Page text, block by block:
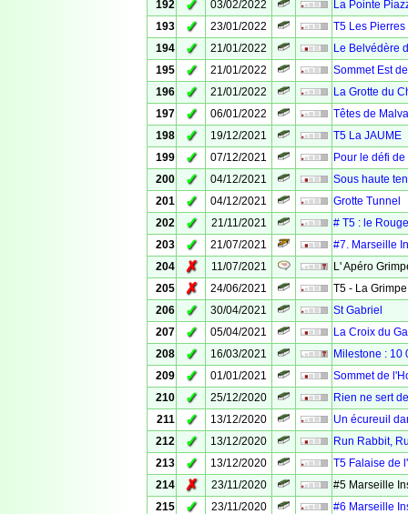
192
✓ 03/02/2022
La Pointe
193
✓ 23/01/2022
T5 Les Pierres
194
✓ 21/01/2022
Le Belvédère
195
✓ 21/01/2022
Sommet Est
196
✓ 21/01/2022
La Grotte du
197
✓ 06/01/2022
Têtes de
198
✓ 19/12/2021
T5 La JAUME
199
✓ 07/12/2021
Pour le défi
200
✓ 04/12/2021
Sous haute
201
✓ 04/12/2021
Grotte Tunnel
202
✓ 21/11/2021
# T5 : le Rouge
203
✓ 21/07/2021
#7. Marseille
204
✗ 11/07/2021
L' Apéro
205
✗ 24/06/2021
T5 - La
206
✓ 30/04/2021
St Gabriel
207
✓ 05/04/2021
La Croix du
208
✓ 16/03/2021
Milestone : 10
209
✓ 01/01/2021
Sommet de
210
✓ 25/12/2020
Rien ne sert
211
✓ 13/12/2020
Un écureuil
212
✓ 13/12/2020
Run Rabbit,
213
✓ 13/12/2020
T5 Falaise de
214
✗ 23/11/2020
#5 Marseille
215
✓ 23/11/2020
#6 Marseille